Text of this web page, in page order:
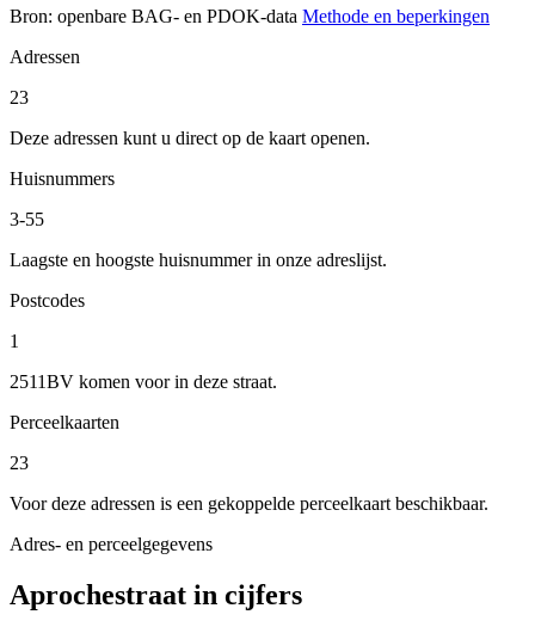
Bron: openbare BAG- en PDOK-data Methode en beperkingen
Adressen
23
Deze adressen kunt u direct op de kaart openen.
Huisnummers
3-55
Laagste en hoogste huisnummer in onze adreslijst.
Postcodes
1
2511BV komen voor in deze straat.
Perceelkaarten
23
Voor deze adressen is een gekoppelde perceelkaart beschikbaar.
Adres- en perceelgegevens
Aprochestraat in cijfers